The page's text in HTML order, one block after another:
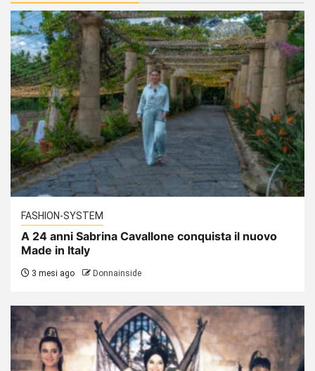
FASHION-SYSTEM
A 24 anni Sabrina Cavallone conquista il nuovo
Made in Italy
3 mesi ago Donnainside